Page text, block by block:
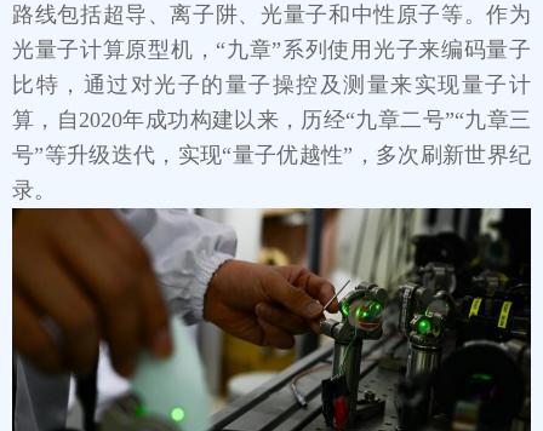
路线包括超导、离子阱、光量子和中性原子等。作为
光量子计算原型机，“九章”系列使用光子来编码量子
比特，通过对光子的量子操控及测量来实现量子计
算，自2020年成功构建以来，历经“九章二号”“九章三
号”等升级迭代，实现“量子优越性”，多次刷新世界纪
录。